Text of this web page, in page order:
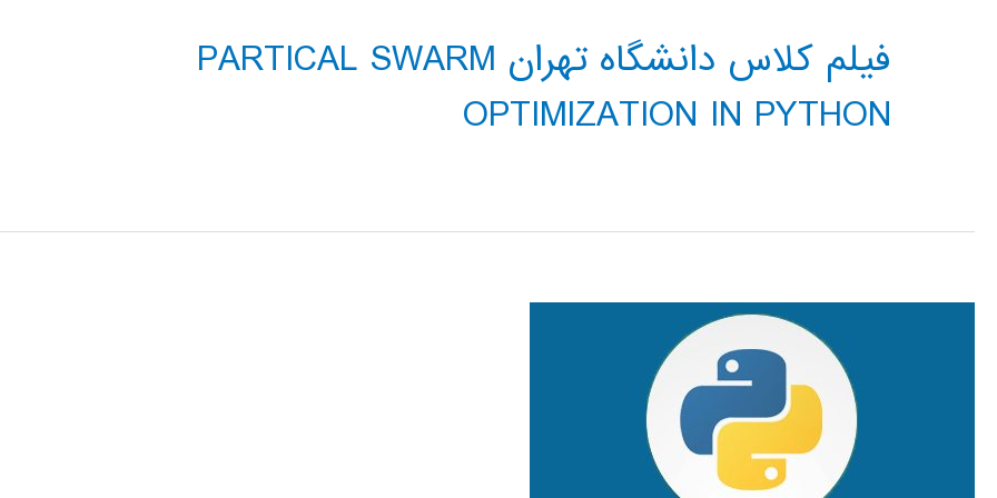
فیلم کلاس دانشگاه تهران PARTICAL SWARM
OPTIMIZATION IN PYTHON